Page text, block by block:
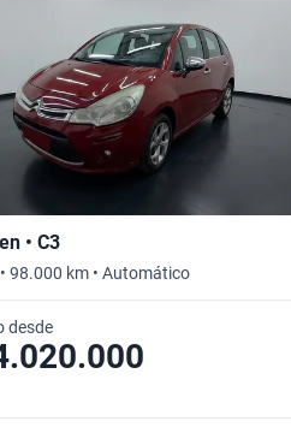
• C3
98.000 km • Automático
desde